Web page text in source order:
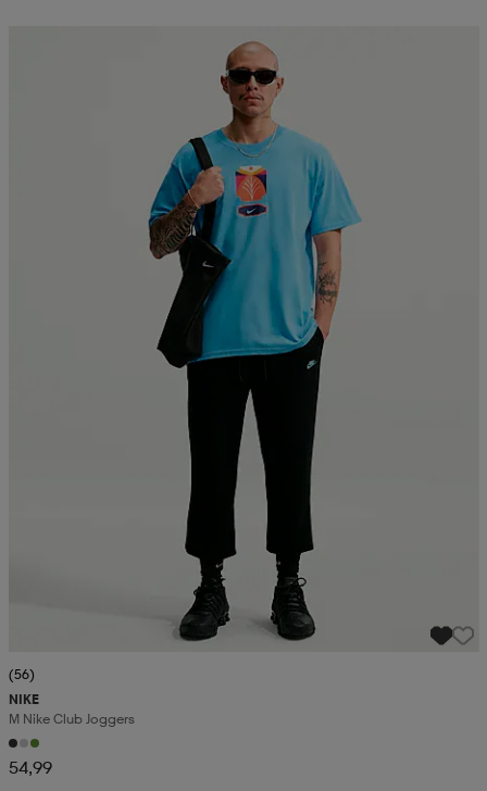
(56)
NIKE
M Nike Club Joggers
54,99